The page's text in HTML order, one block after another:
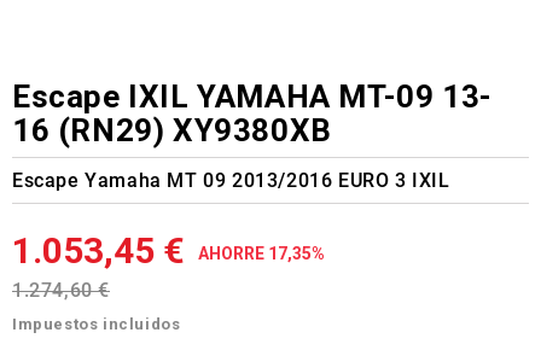
Escape IXIL YAMAHA MT-09 13-
16 (RN29) XY9380XB
Escape Yamaha MT 09 2013/2016 EURO 3 IXIL
1.053,45 € AHORRE 17,35%
1.274,60 €
Impuestos incluidos